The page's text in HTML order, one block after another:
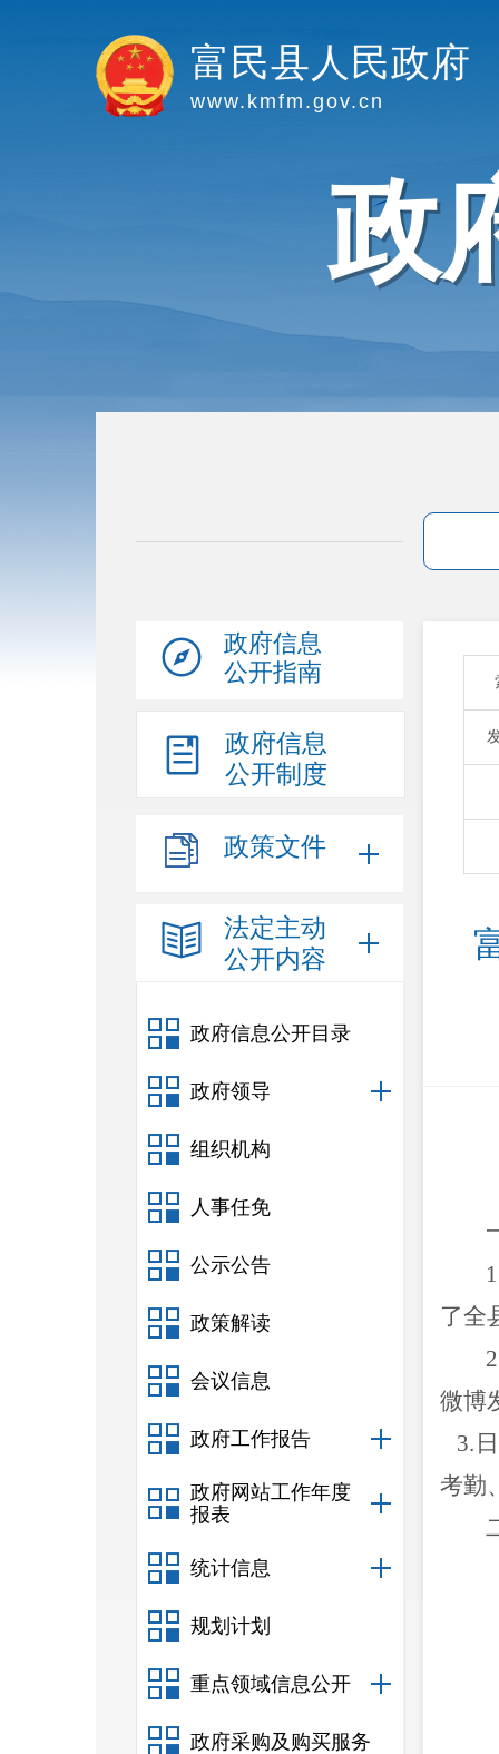
富民县人民政府
www.kmfm.gov.cn
政
政府信息
公开指南
政府信息
公开制度
政策文件
法定主动
公开内容
政府信息公开目录
政府领导
组织机构
人事任免
公示公告
政策解读
会议信息
政府工作报告
政府网站工作年度
报表
统计信息
规划计划
重点领域信息公开
政府采购及购买服务
了全
微博
3.
考勤